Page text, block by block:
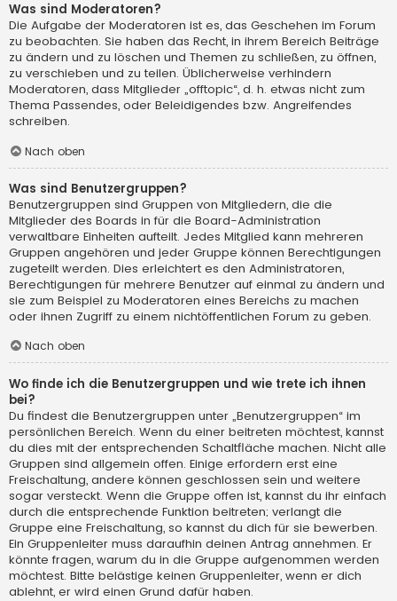
Was sind Moderatoren?
Die Aufgabe der Moderatoren ist es, das Geschehen im Forum
zu beobachten. Sie haben das Recht, in ihrem Bereich Beiträge
zu ändern und zu löschen und Themen zu schließen, zu öffnen,
zu verschieben und zu teilen. Üblicherweise verhindern
Moderatoren, dass Mitglieder „offtopic“, d. h. etwas nicht zum
Thema Passendes, oder Beleidigendes bzw. Angreifendes
schreiben.
Nach oben
Was sind Benutzergruppen?
Benutzergruppen sind Gruppen von Mitgliedern, die die
Mitglieder des Boards in für die Board-Administration
verwaltbare Einheiten aufteilt. Jedes Mitglied kann mehreren
Gruppen angehören und jeder Gruppe können Berechtigungen
zugeteilt werden. Dies erleichtert es den Administratoren,
Berechtigungen für mehrere Benutzer auf einmal zu ändern und
sie zum Beispiel zu Moderatoren eines Bereichs zu machen
oder ihnen Zugriff zu einem nichtöffentlichen Forum zu geben.
Nach oben
Wo finde ich die Benutzergruppen und wie trete ich ihnen
bei?
Du findest die Benutzergruppen unter „Benutzergruppen“ im
persönlichen Bereich. Wenn du einer beitreten möchtest, kannst
du dies mit der entsprechenden Schaltfläche machen. Nicht alle
Gruppen sind allgemein offen. Einige erfordern erst eine
Freischaltung, andere können geschlossen sein und weitere
sogar versteckt. Wenn die Gruppe offen ist, kannst du ihr einfach
durch die entsprechende Funktion beitreten; verlangt die
Gruppe eine Freischaltung, so kannst du dich für sie bewerben.
Ein Gruppenleiter muss daraufhin deinen Antrag annehmen. Er
könnte fragen, warum du in die Gruppe aufgenommen werden
möchtest. Bitte belästige keinen Gruppenleiter, wenn er dich
ablehnt, er wird einen Grund dafür haben.